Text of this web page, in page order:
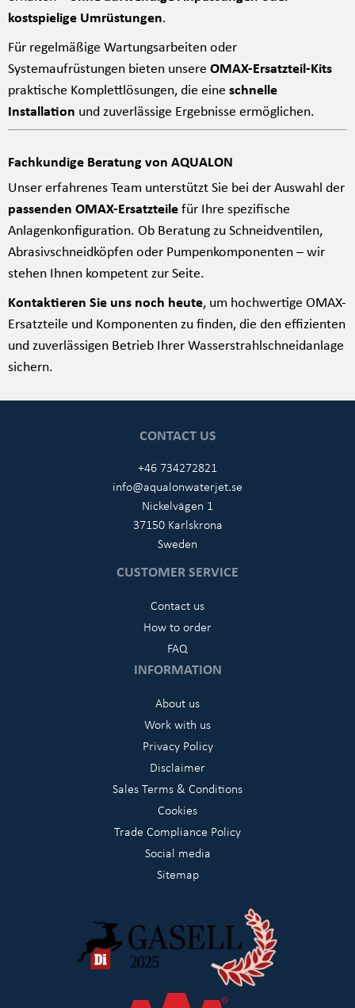
kostspielige Umrüstungen.
Für regelmäßige Wartungsarbeiten oder
Systemaufrüstungen bieten unsere OMAX-Ersatzteil-Kits
praktische Komplettlösungen, die eine schnelle
Installation und zuverlässige Ergebnisse ermöglichen.
Fachkundige Beratung von AQUALON
Unser erfahrenes Team unterstützt Sie bei der Auswahl der
passenden OMAX-Ersatzteilefür Ihre spezifische
Anlagenkonfiguration. Ob Beratung zu Schneidventilen,
Abrasivschneidköpfen oder Pumpenkomponenten – wir
stehen Ihnen kompetent zur Seite.
Kontaktieren Sie uns noch heute, um hochwertige OMAX-
Ersatzteile und Komponenten zu finden, die den effizienten
und zuverlässigen Betrieb Ihrer Wasserstrahlschneidanlage
sichern.
CONTACT US
+46 734272821
info@aqualonwaterjet.se
Nickelvägen 1
37150 Karlskrona
Sweden
CUSTOMER SERVICE
Contact us
How to order
FAQ
INFORMATION
About us
Work with us
Privacy Policy
Disclaimer
Sales Terms & Conditions
Cookies
Trade Compliance Policy
Social media
Sitemap